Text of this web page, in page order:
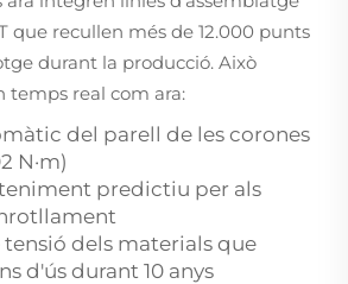
que recullen més de 12.000 punts
durant la producció. Això
temps real com ara:
del parell de les corones
N·m)
predictiu per als
dels materials que
d'ús durant 10 anys